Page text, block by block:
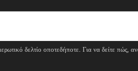
δελτίο οποτεδήποτε. Για να δείτε πώς,